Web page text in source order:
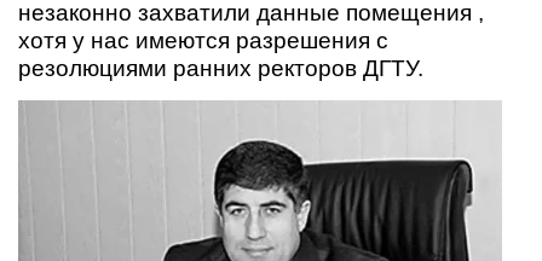
незаконно захватили данные помещения ,
хотя у нас имеются разрешения с
резолюциями ранних ректоров ДГТУ.